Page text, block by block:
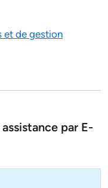
et de gestion
par E-